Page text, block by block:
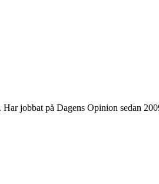
jobbat på Dagens Opinion sedan